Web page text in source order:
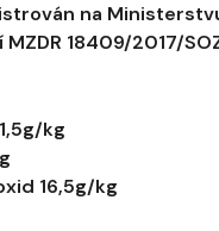
na
18409/2017/
kg
16,5g/kg